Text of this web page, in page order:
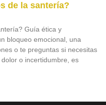
de la santería?
Guía ética y
bloqueo emocional, una
o te preguntas si necesitas
o incertidumbre, es